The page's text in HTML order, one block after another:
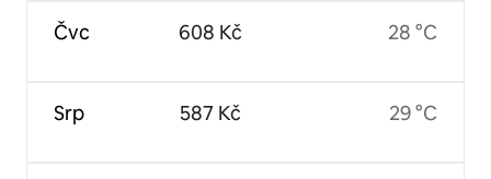
Čvc
Srp
608 Kč
587 Kč
28 °C
29 °C